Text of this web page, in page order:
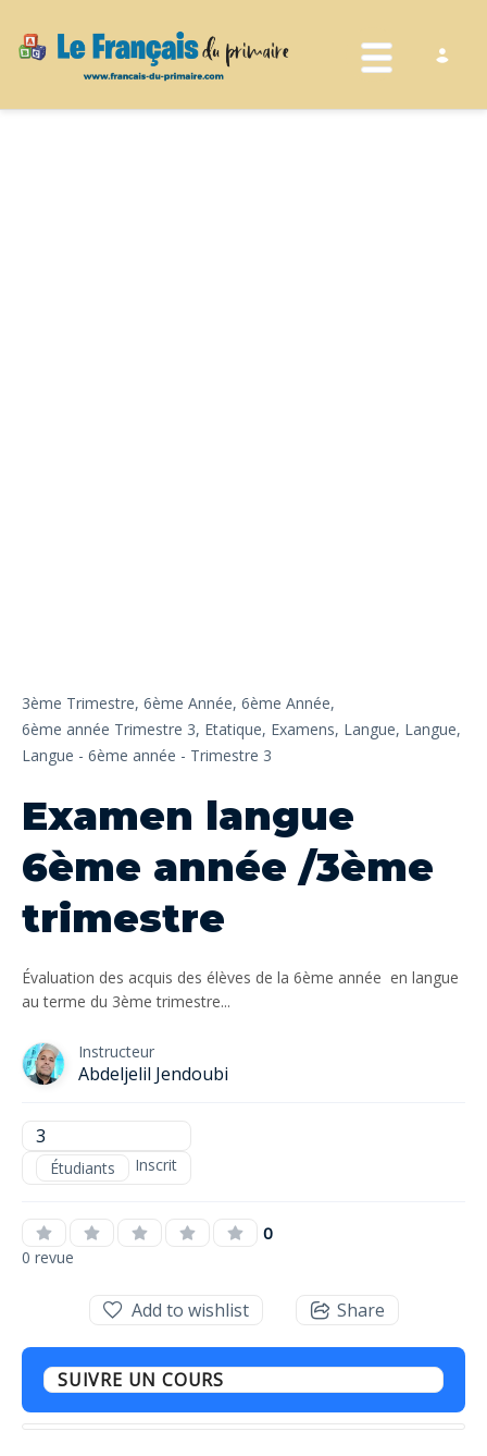
Toggle
3ème Trimestre, 6ème Année, 6ème Année,
6ème année Trimestre 3, Etatique, Examens, Langue, Langue,
Langue - 6ème année - Trimestre 3
Examen langue
6ème année /3ème
trimestre
Évaluation des acquis des élèves de la 6ème année en langue
au terme du 3ème trimestre...
Instructeur
Abdeljelil Jendoubi
3
Étudiants Inscrit
0
0 revue
Add to wishlist Share
SUIVRE UN COURS